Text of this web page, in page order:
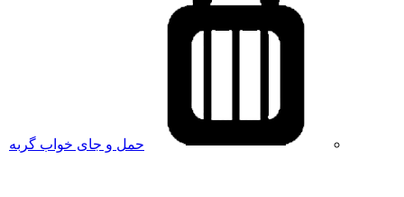
حمل و جای خواب گربه